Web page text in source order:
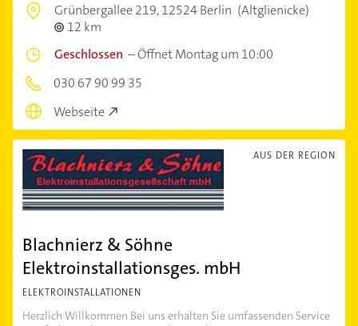
Grünbergallee 219,12524 Berlin (Altglienicke)
12 km
Geschlossen –Öffnet Montag um 10:00
030 67 90 99 35
Webseite
AUS DER REGION
Blachnierz & Söhne
Elektroinstallationsges. mbH
ELEKTROINSTALLATIONEN
Herzlich Willkommen Bei uns erhalten Sie umfassenden Service